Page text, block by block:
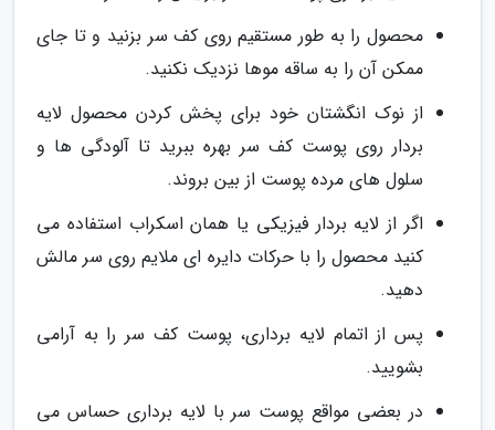
محصول را به طور مستقیم روی کف سر بزنید و تا جای
ممکن آن را به ساقه موها نزدیک نکنید.
از نوک انگشتان خود برای پخش کردن محصول لایه
بردار روی پوست کف سر بهره ببرید تا آلودگی ها و
سلول های مرده پوست از بین بروند.
اگر از لایه بردار فیزیکی یا همان اسکراب استفاده می
کنید محصول را با حرکات دایره ای ملایم روی سر مالش
دهید.
پس از اتمام لایه برداری، پوست کف سر را به آرامی
بشویید.
در بعضی مواقع پوست سر با لایه برداری حساس می